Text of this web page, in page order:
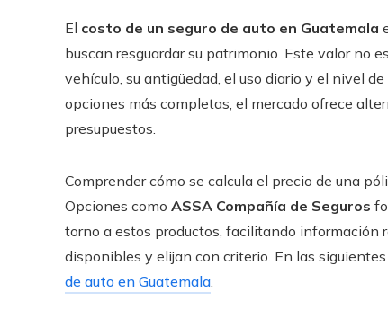
El costo de un seguro de auto en Guatemala
buscan resguardar su patrimonio. Este valor no
vehículo, su antigüedad, el uso diario y el nivel
opciones más completas, el mercado ofrece
presupuestos.
Comprender cómo se calcula el precio de una
Opciones como ASSA Compañía de Seguros
torno a estos productos, facilitando información
disponibles y elijan con criterio. En las
de auto en Guatemala.